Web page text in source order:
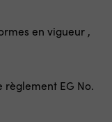
en vigueur ,
règlement EG No.